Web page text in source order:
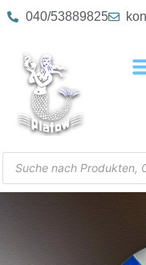
040/53889825